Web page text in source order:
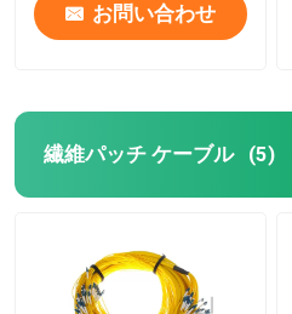
お問い合わせ
繊維パッチ ケーブル (5)